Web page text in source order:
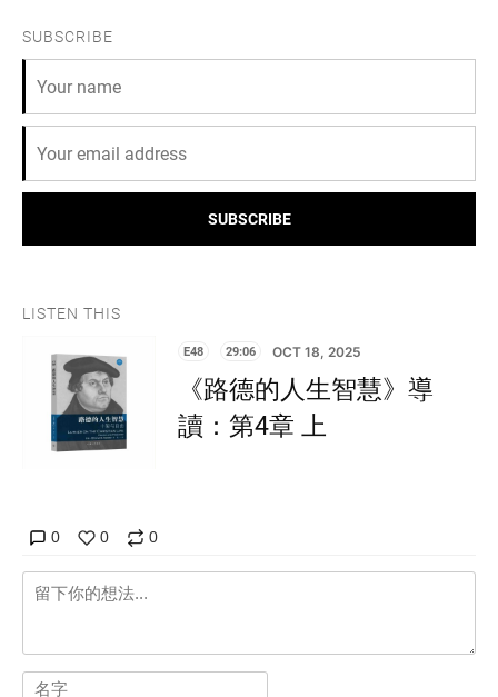
SUBSCRIBE
SUBSCRIBE
LISTEN THIS
E48 29:06 OCT 18, 2025
《路德的人生智慧》導
讀：第4章 上